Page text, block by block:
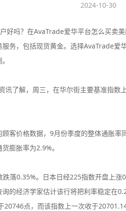
2024-10-30
好吗？在AvaTrade爱华平台怎么买卖
务，包括现货黄金。选择AvaTrade爱
讯了解，周三，在华尔街主要基准指数
客价格数据，9月份季度的整体通胀率
膨胀率为2.9%。
落0.35%。日本日经225指数开盘上
的经济学家估计该行将把利率稳定在
点，而该指数上一次收于20701.14
监管中
监管中 VT
口碑
澳大利